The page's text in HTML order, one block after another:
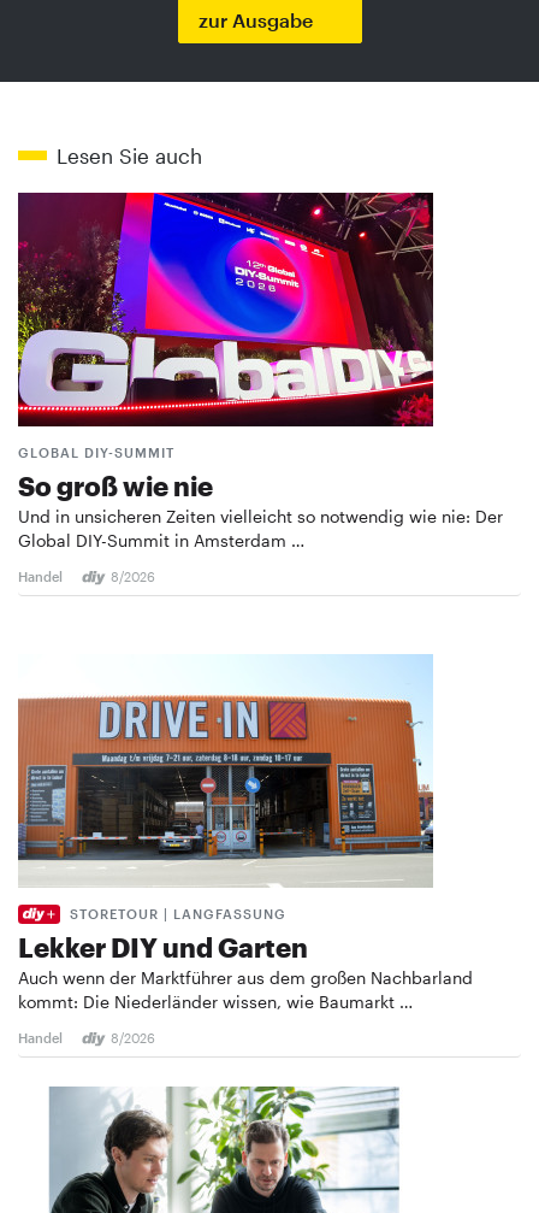
zur Ausgabe
Lesen Sie auch
GLOBAL DIY-SUMMIT
So groß wie nie
Und in unsicheren Zeiten vielleicht so notwendig wie nie: Der
Global DIY-Summit in Amsterdam …
Handel 8/2026
STORETOUR | LANGFASSUNG
Lekker DIY und Garten
Auch wenn der Marktführer aus dem großen Nachbarland
kommt: Die Niederländer wissen, wie Baumarkt …
Handel 8/2026